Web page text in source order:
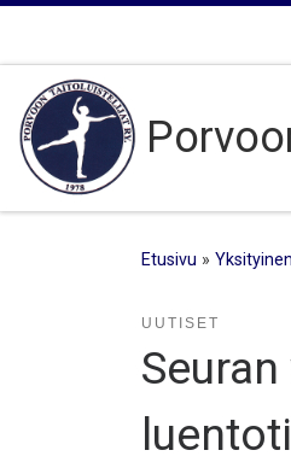
Etusivu »
UUTISET